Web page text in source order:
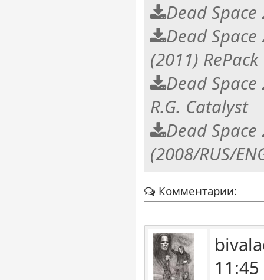
Dead Space
Dead
(2011)
Dead
R.G. Catalyst
Dead Space
(2008/RUS/
Комментарии: